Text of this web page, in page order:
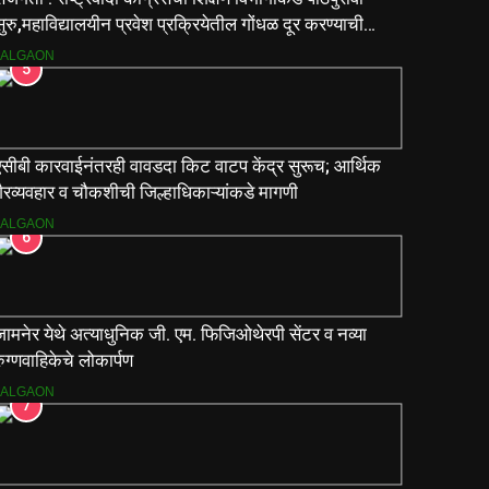
प्रवेश प्रक्रियेतील गोंधळ दूर करण्याची
5
कारवाईनंतरही वावडदा किट वाटप केंद्र सुरूच; आर्थिक
व चौकशीची जिल्हाधिकाऱ्यांकडे मागणी
6
येथे अत्याधुनिक जी. एम. फिजिओथेरपी सेंटर व नव्या
लोकार्पण
7